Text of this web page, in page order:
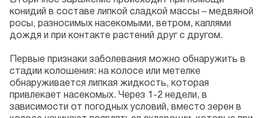
конидий в составе липкой сладкой массы – медвяной
росы, разносимых насекомыми, ветром, каплями
дождя и при контакте растений друг с другом.
Первые признаки заболевания можно обнаружить в
стадии колошения: на колосе или метелке
обнаруживается липкая жидкость, которая
привлекает насекомых. Через 1-2 недели, в
зависимости от погодных условий, вместо зерен в